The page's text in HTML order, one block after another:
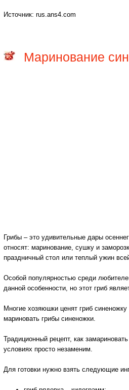
Источник: rus.ans4.com
Маринование
Грибы – это удивительные дары
относят: маринование, сушку и
праздничный стол или теплый ужин
Особой популярностью среди
данной особенности, но этот гриб
Многие хозяюшки ценят гриб
мариновать грибы синеножки.
Традиционный рецепт, как
условиях просто незаменим.
Для готовки нужно взять следующие